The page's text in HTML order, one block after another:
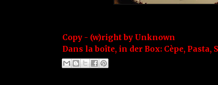
Copy - (w)right by Unknown
Dans la boîte, in der Box: Cèpe, Pasta,